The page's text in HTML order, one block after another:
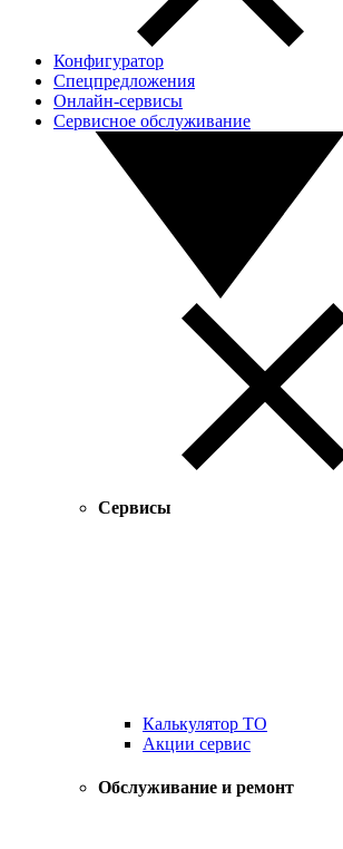
Конфигуратор
Спецпредложения
Онлайн-сервисы
Сервисное обслуживание
Сервисы
Калькулятор ТО
Акции сервис
Обслуживание и ремонт